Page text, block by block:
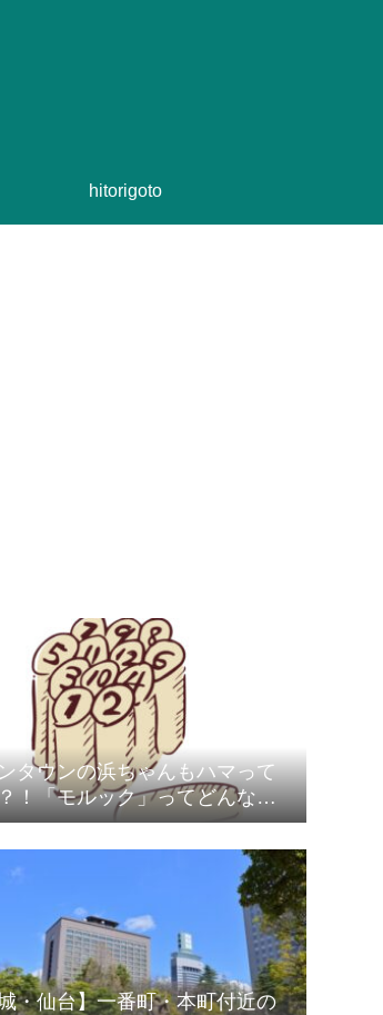
hitorigoto
タウンの浜ちゃんもハマって
！「モルック」ってどんなス
？
・仙台】一番町・本町付近の